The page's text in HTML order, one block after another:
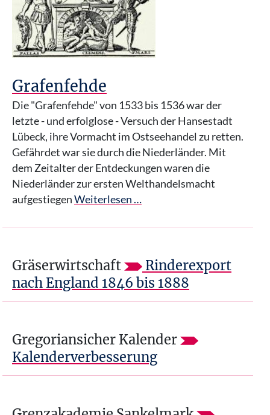
Grafenfehde
Die "Grafenfehde" von 1533 bis 1536 war der
letzte - und erfolglose - Versuch der Hansestadt
Lübeck, ihre Vormacht im Ostseehandel zu retten.
Gefährdet war sie durch die Niederländer. Mit
dem Zeitalter der Entdeckungen waren die
Niederländer zur ersten Welthandelsmacht
aufgestiegenWeiterlesen …
Gräserwirtschaft
Rinderexport
nach England 1846 bis 1888
Gregoriansicher Kalender
Kalenderverbesserung